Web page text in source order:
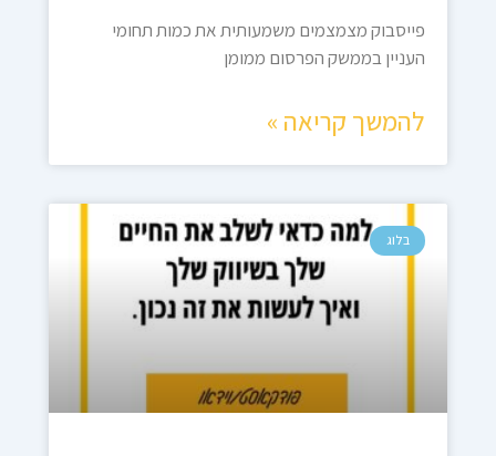
פייסבוק מצמצמים משמעותית את כמות תחומי
העניין בממשק הפרסום ממומן
להמשך קריאה »
בלוג